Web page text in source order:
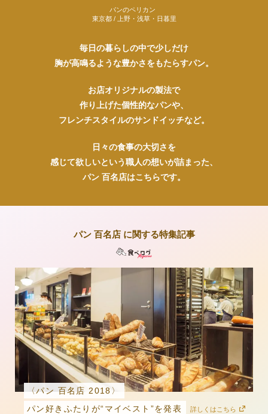
ビゴの店 ドゥースフランス
東京都 / 銀座・新橋・有楽町
毎日の暮らしの中で少しだけ
胸が高鳴るような豊かさをもたらすパン。
お店オリジナルの製法で
作り上げた個性的なパンや、
フレンチスタイルのサンドイッチなど。
日々の食事の大切さを
感じて欲しいという職人の想いが詰まった、
パン 百名店はこちらです。
パン 百名店 に関する特集記事
〈パン 百名店 2018〉
パン好きふたりが“マイベスト”を発表
詳しくはこちら